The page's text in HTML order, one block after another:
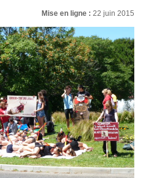
Mise en ligne :22 juin 2015